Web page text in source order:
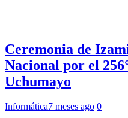
Ceremonia de
Nacional por el
Uchumayo
Informática7 meses ago 0